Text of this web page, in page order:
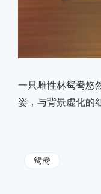
一只雌性林鸳鸯悠
姿，与背景虚化的
鸳鸯